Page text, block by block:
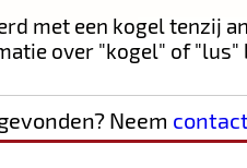
met een kogel tenzij
over "kogel" of
Neem